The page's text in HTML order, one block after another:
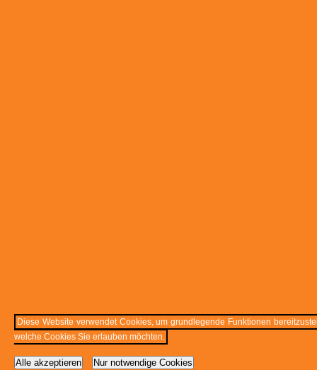
Diese Website verwendet Cookies, um grundlegende Funktionen
welche Cookies Sie erlauben möchten.
Alle akzeptieren Nur notwendige Cookies